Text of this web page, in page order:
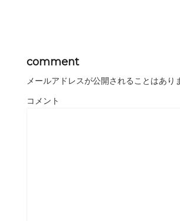
comment
メールアドレスが公開されることはあり
コメント